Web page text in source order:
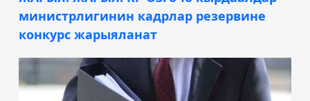
министрлигинин кадрлар резервине
конкурс жарыяланат